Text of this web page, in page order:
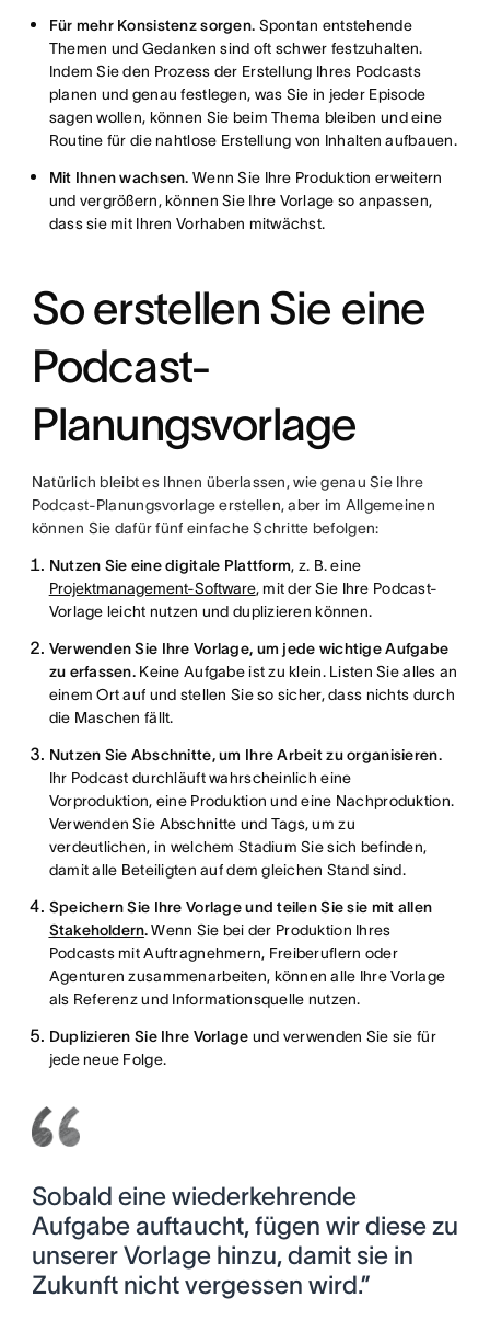
Für mehr Konsistenz sorgen. Spontan entstehende
Themen und Gedanken sind oft schwer festzuhalten.
Indem Sie den Prozess der Erstellung Ihres Podcasts
planen und genau festlegen, was Sie in jeder Episode
sagen wollen, können Sie beim Thema bleiben und eine
Routine für die nahtlose Erstellung von Inhalten aufbauen.
Mit Ihnen wachsen. Wenn Sie Ihre Produktion erweitern
und vergrößern, können Sie Ihre Vorlage so anpassen,
dass sie mit Ihren Vorhaben mitwächst.
So erstellen Sie eine
Podcast-
Planungsvorlage
Natürlich bleibt es Ihnen überlassen, wie genau Sie Ihre
Podcast-Planungsvorlage erstellen, aber im Allgemeinen
können Sie dafür fünf einfache Schritte befolgen:
Nutzen Sie eine digitale Plattform, z. B. eine
Projektmanagement-Software, mit der Sie Ihre Podcast-
Vorlage leicht nutzen und duplizieren können.
Verwenden Sie Ihre Vorlage, um jede wichtige Aufgabe
zu erfassen. Keine Aufgabe ist zu klein. Listen Sie alles an
einem Ort auf und stellen Sie so sicher, dass nichts durch
die Maschen fällt.
Nutzen Sie Abschnitte, um Ihre Arbeit zu organisieren.
Ihr Podcast durchläuft wahrscheinlich eine
Vorproduktion, eine Produktion und eine Nachproduktion.
Verwenden Sie Abschnitte und Tags, um zu
verdeutlichen, in welchem Stadium Sie sich befinden,
damit alle Beteiligten auf dem gleichen Stand sind.
Speichern Sie Ihre Vorlage und teilen Sie sie mit allen
Stakeholdern.Wenn Sie bei der Produktion Ihres
Podcasts mit Auftragnehmern, Freiberuflern oder
Agenturen zusammenarbeiten, können alle Ihre Vorlage
als Referenz und Informationsquelle nutzen.
Duplizieren Sie Ihre Vorlage und verwenden Sie sie für
jede neue Folge.
Sobald eine wiederkehrende
Aufgabe auftaucht, fügen wir diese zu
unserer Vorlage hinzu, damit sie in
Zukunft nicht vergessen wird.”